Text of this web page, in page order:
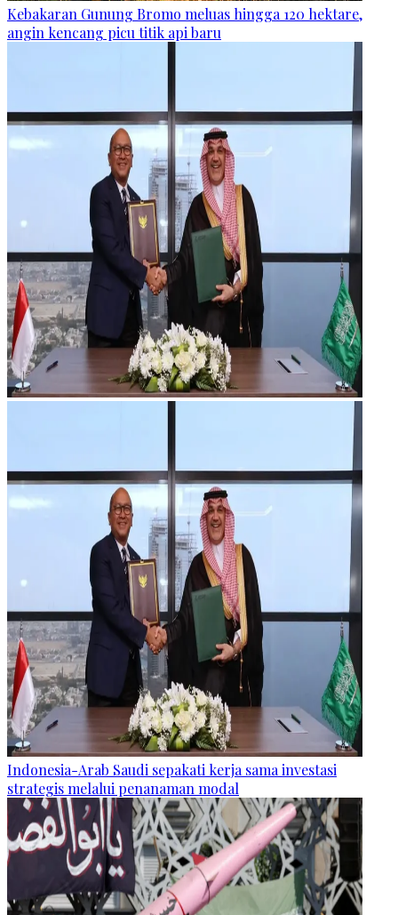
Kebakaran Gunung Bromo meluas hingga 120 hektare,
angin kencang picu titik api baru
Indonesia-Arab Saudi sepakati kerja sama investasi
strategis melalui penanaman modal